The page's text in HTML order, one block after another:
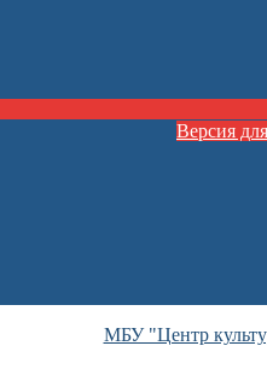
Версия
МБУ "Центр